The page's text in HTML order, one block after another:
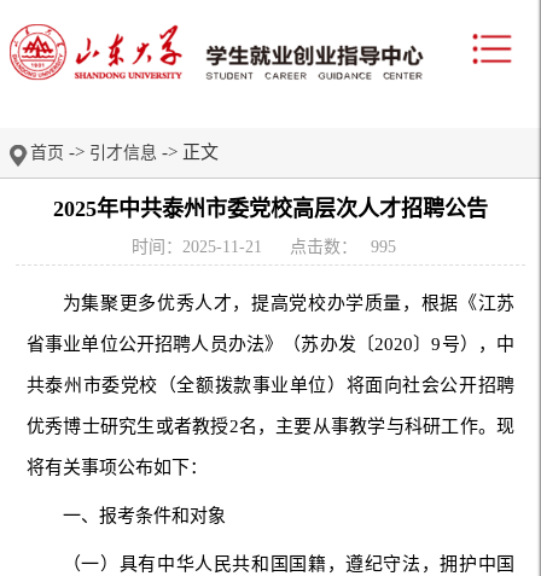
首页 -> 引才信息 -> 正文
2025年中共泰州市委党校高层次人才招聘公告
时间：2025-11-21 点击数： 995
为集聚更多优秀人才，提高党校办学质量，根据《江苏
省事业单位公开招聘人员办法》（苏办发〔2020〕9号），中
共泰州市委党校（全额拨款事业单位）将面向社会公开招聘
优秀博士研究生或者教授2名，主要从事教学与科研工作。现
将有关事项公布如下：
一、报考条件和对象
（一）具有中华人民共和国国籍，遵纪守法，拥护中国